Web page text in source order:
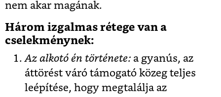
nem akar magának.
Három izgalmas rétege van a
cselekménynek:
Az alkotó én története: a gyanús, az
áttörést váró támogató közeg teljes
leépítése, hogy megtalálja az